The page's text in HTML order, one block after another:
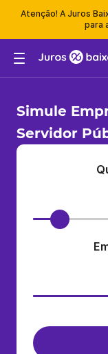
Atenção! A Juros
para
Simule
Servidor